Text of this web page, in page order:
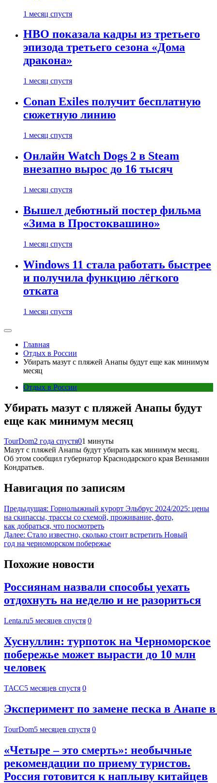
1 месяц спустя
HBO показала кадры из третьего
эпизода третьего сезона «Дома
дракона»
1 месяц спустя
Conan Exiles получит бесплатную
сюжетную линию
1 месяц спустя
Онлайн Watch Dogs 2 в Steam
внезапно вырос до 16 тысяч
1 месяц спустя
Вышел дебютный постер фильма
«Зима в Простоквашино»
1 месяц спустя
Windows 11 стала работать быстрее
и получила функцию лёгкого
отката
1 месяц спустя
Главная
Отдых в России
Убирать мазут с пляжей Анапы будут еще как минимум
месяц
Отдых в России
Убирать мазут с пляжей Анапы будут
еще как минимум месяц
TourDom2 года спустя01 минуты
Мазут с пляжей Анапы будут убирать как минимум месяц.
Об этом сообщил губернатор Краснодарского края Вениамин
Кондратьев.
Навигация по записям
Предыдущая: Горнолыжный курорт Эльбрус 2024/2025: цены
на скипассы, трассы со схемой, проживание, фото,
как добраться, что посмотреть
Далее: Стало известно, сколько стоит встретить Новый
год на черноморском побережье
Похожие новости
Россиянам назвали способы уехать
отдохнуть на неделю и не разориться
Lenta.ru5 месяцев спустя 0
Хуснуллин: турпоток на Черноморское
побережье может вырасти до 10 млн
человек
ТАСС5 месяцев спустя 0
Эксперимент по замене песка в Анапе
TourDom5 месяцев спустя 0
«Четыре – это смерть»: необычные
рекомендации по приему туристов.
Россия готовится к наплыву китайцев